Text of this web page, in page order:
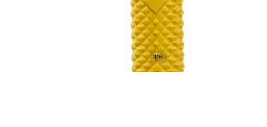
1/6